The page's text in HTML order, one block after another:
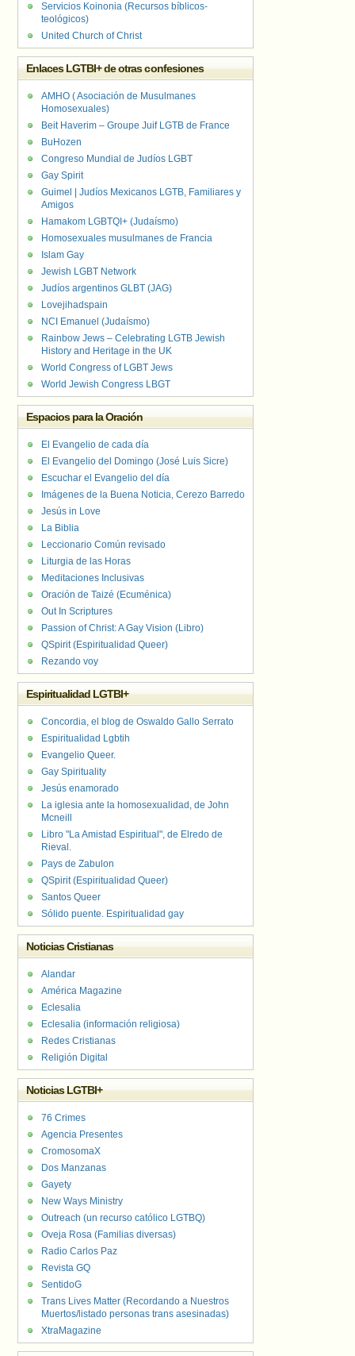
Servicios Koinonia (Recursos bíblicos-
teológicos)
United Church of Christ
Enlaces LGTBI+ de otras confesiones
AMHO ( Asociación de Musulmanes
Homosexuales)
Beit Haverim – Groupe Juif LGTB de France
BuHozen
Congreso Mundial de Judíos LGBT
Gay Spirit
Guimel | Judíos Mexicanos LGTB, Familiares y
Amigos
Hamakom LGBTQI+ (Judaísmo)
Homosexuales musulmanes de Francia
Islam Gay
Jewish LGBT Network
Judíos argentinos GLBT (JAG)
Lovejihadspain
NCI Emanuel (Judaísmo)
Rainbow Jews – Celebrating LGTB Jewish
History and Heritage in the UK
World Congress of LGBT Jews
World Jewish Congress LBGT
Espacios para la Oración
El Evangelio de cada día
El Evangelio del Domingo (José Luis Sicre)
Escuchar el Evangelio del día
Imágenes de la Buena Noticia, Cerezo Barredo
Jesús in Love
La Biblia
Leccionario Común revisado
Liturgia de las Horas
Meditaciones Inclusivas
Oración de Taizé (Ecuménica)
Out In Scriptures
Passion of Christ: A Gay Vision (Libro)
QSpirit (Espiritualidad Queer)
Rezando voy
Espiritualidad LGTBI+
Concordia, el blog de Oswaldo Gallo Serrato
Espiritualidad Lgbtih
Evangelio Queer.
Gay Spirituality
Jesús enamorado
La iglesia ante la homosexualidad, de John
Mcneill
Libro "La Amistad Espiritual", de Elredo de
Rieval.
Pays de Zabulon
QSpirit (Espiritualidad Queer)
Santos Queer
Sólido puente. Espiritualidad gay
Noticias Cristianas
Alandar
América Magazine
Eclesalia
Eclesalia (información religiosa)
Redes Cristianas
Religión Digital
Noticias LGTBI+
76 Crimes
Agencia Presentes
CromosomaX
Dos Manzanas
Gayety
New Ways Ministry
Outreach (un recurso católico LGTBQ)
Oveja Rosa (Familias diversas)
Radio Carlos Paz
Revista GQ
SentidoG
Trans Lives Matter (Recordando a Nuestros
Muertos/listado personas trans asesinadas)
XtraMagazine